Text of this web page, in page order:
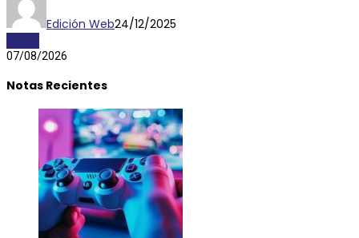
Edición Web24/12/2025
07/08/2026
Notas Recientes